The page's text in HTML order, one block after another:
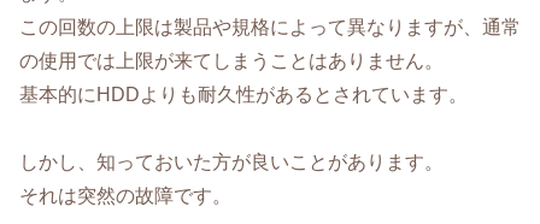
この回数の上限は製品や規格によって異なりますが、通常
の使用では上限が来てしまうことはありません。
基本的にHDDよりも耐久性があるとされています。
しかし、知っておいた方が良いことがあります。
それは突然の故障です。